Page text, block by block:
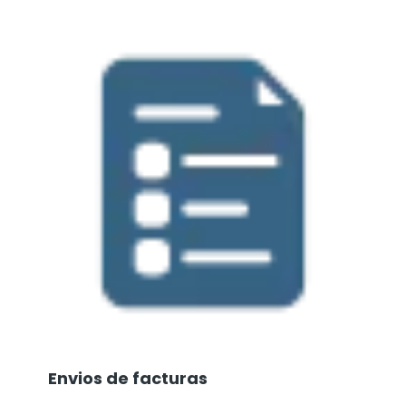
Envios de facturas